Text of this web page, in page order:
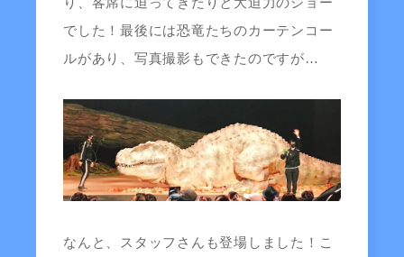
でした！最後には恐竜たちのカーテンコー
ルがあり、写真撮影もできたのですが…
なんと、スタッフさんも登場しました！こ